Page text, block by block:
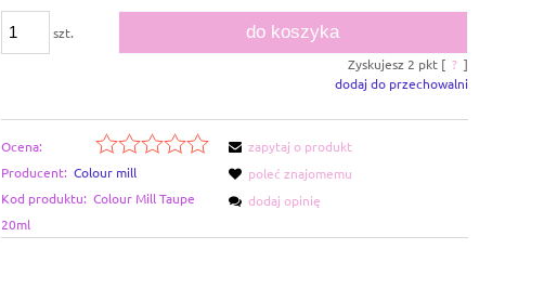
szt. do koszyka
Zyskujesz 2 pkt [ ? ]
dodaj do przechowalni
Ocena:
Producent: Colour mill
Kod produktu: Colour Mill Taupe
20ml
zapytaj o produkt
poleć znajomemu
dodaj opinię